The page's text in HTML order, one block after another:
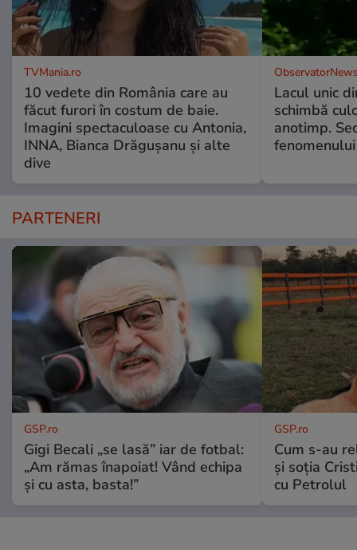
TVMania.ro
10 vedete din România care au
făcut furori în costum de baie.
Imagini spectaculoase cu Antonia,
INNA, Bianca Drăgușanu și alte
dive
Lacul unic
schimbă
anotimp.
fenomenului
PARTENERI
GSP.ro
Gigi Becali „se lasă” iar de fotbal:
„Am rămas înapoiat! Vând echipa
și cu asta, basta!”
GSP.ro
Cum s-au
și soția
cu Petrolul